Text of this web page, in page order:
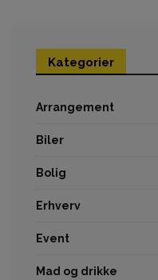
Kategorier
Arrangement
Biler
Bolig
Erhverv
Event
Mad og drikke